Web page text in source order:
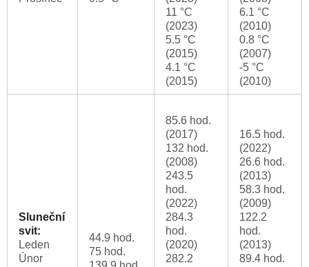
11 °C
(2023)
5.5 °C
(2015)
4.1 °C
(2015)
6.1 °C
(2010)
0.8 °C
(2007)
-5 °C
(2010)
Sluneční
svit:
Leden
Únor
44.9 hod.
75 hod.
85.6 hod.
(2017)
132 hod.
(2008)
243.5
hod.
(2022)
284.3
hod.
(2020)
282.2
16.5 hod.
(2022)
26.6 hod.
(2013)
58.3 hod.
(2009)
122.2
hod.
(2013)
89.4 hod.